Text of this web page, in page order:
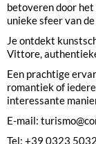
betoveren door
unieke sfeer van
Je ontdekt
Vittore,
Een prachtige
romantiek of
interessante
E-mail:
Tel: +39 0323